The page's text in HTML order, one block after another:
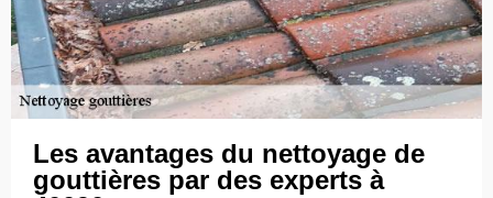
Les avantages du nettoyage de
gouttières par des experts à